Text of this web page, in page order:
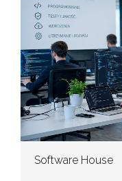
Software House